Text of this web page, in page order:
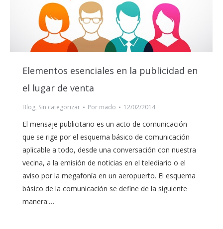
Elementos esenciales en la publicidad en
el lugar de venta
Blog, Sin categorizar Por mado 12/02/2014
El mensaje publicitario es un acto de comunicación
que se rige por el esquema básico de comunicación
aplicable a todo, desde una conversación con nuestra
vecina, a la emisión de noticias en el telediario o el
aviso por la megafonía en un aeropuerto. El esquema
básico de la comunicación se define de la siguiente
manera:…